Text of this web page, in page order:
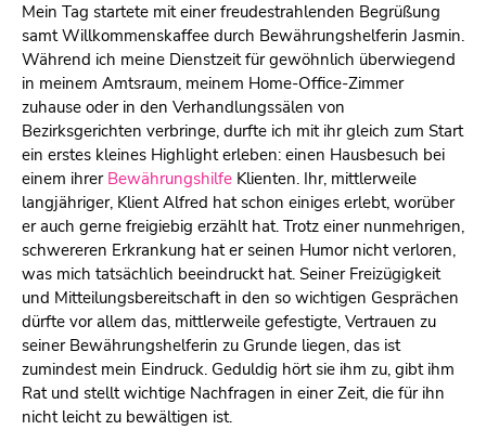
Mein Tag startete mit einer freudestrahlenden Begrüßung
samt Willkommenskaffee durch Bewährungshelferin Jasmin.
Während ich meine Dienstzeit für gewöhnlich überwiegend
in meinem Amtsraum, meinem Home-Office-Zimmer
zuhause oder in den Verhandlungssälen von
Bezirksgerichten verbringe, durfte ich mit ihr gleich zum Start
ein erstes kleines Highlight erleben: einen Hausbesuch bei
einem ihrer Bewährungshilfe Klienten. Ihr, mittlerweile
langjähriger, Klient Alfred hat schon einiges erlebt, worüber
er auch gerne freigiebig erzählt hat. Trotz einer nunmehrigen,
schwereren Erkrankung hat er seinen Humor nicht verloren,
was mich tatsächlich beeindruckt hat. Seiner Freizügigkeit
und Mitteilungsbereitschaft in den so wichtigen Gesprächen
dürfte vor allem das, mittlerweile gefestigte, Vertrauen zu
seiner Bewährungshelferin zu Grunde liegen, das ist
zumindest mein Eindruck. Geduldig hört sie ihm zu, gibt ihm
Rat und stellt wichtige Nachfragen in einer Zeit, die für ihn
nicht leicht zu bewältigen ist.